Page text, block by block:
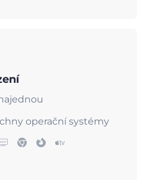
operační systémy